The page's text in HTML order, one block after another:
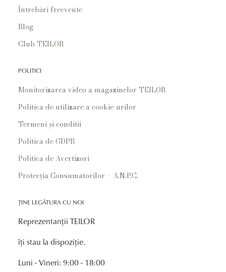
Întrebări frecvente
Blog
Club TEILOR
POLITICI
Monitorizarea video a magazinelor TEILOR
Politica de utilizare a cookie-urilor
Termeni și conditii
Politica de GDPR
Politica de Avertizori
Protecția Consumatorilor – A.N.P.C.
ȚINE LEGĂTURA CU NOI
Reprezentanții TEILOR
îți stau la dispoziție.
Luni - Vineri: 9:00 - 18:00